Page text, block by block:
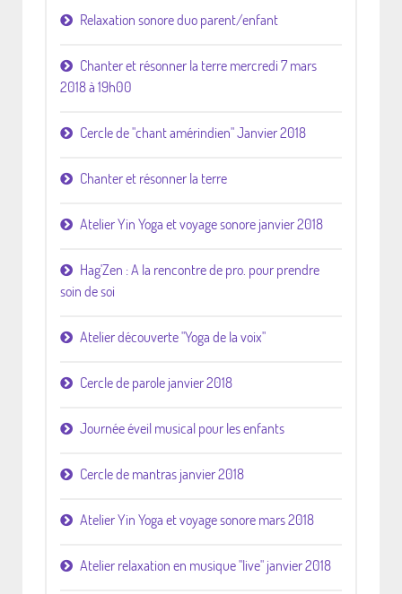
Relaxation sonore duo parent/enfant
Chanter et résonner la terre mercredi 7 mars
2018 à 19h00
Cercle de "chant amérindien" Janvier 2018
Chanter et résonner la terre
Atelier Yin Yoga et voyage sonore janvier 2018
Hag'Zen : A la rencontre de pro. pour prendre
soin de soi
Atelier découverte "Yoga de la voix"
Cercle de parole janvier 2018
Journée éveil musical pour les enfants
Cercle de mantras janvier 2018
Atelier Yin Yoga et voyage sonore mars 2018
Atelier relaxation en musique "live" janvier 2018